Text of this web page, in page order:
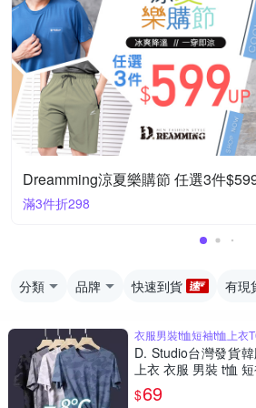
Dreamming涼夏樂購節 任選3件
滿3件折298
分類 品牌 快速到貨 有現
衣服男裝t恤短袖t恤上衣
D. Studio台灣發貨
上衣 衣服 男裝 t恤
$69